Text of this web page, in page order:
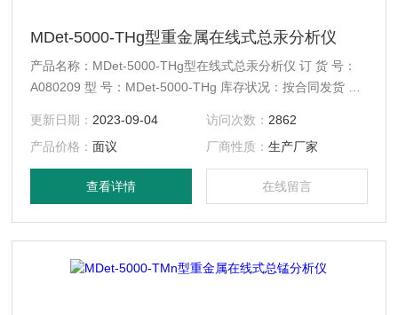
MDet-5000-THg型重金属在线式总汞分析仪
产品名称：MDet-5000-THg型在线式总汞分析仪 订 货 号：
A080209 型 号：MDet-5000-THg 库存状况：按合同发货 配
更新日期： 2023-09-04 访问次数： 2862
产品价格：面议 厂商性质： 生产厂家
查看详情 在线留言